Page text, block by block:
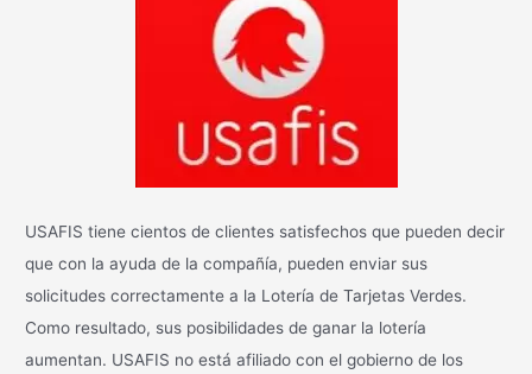
USAFIS tiene cientos de clientes satisfechos que pueden decir
que con la ayuda de la compañía, pueden enviar sus
solicitudes correctamente a la Lotería de Tarjetas Verdes.
Como resultado, sus posibilidades de ganar la lotería
aumentan. USAFIS no está afiliado con el gobierno de los